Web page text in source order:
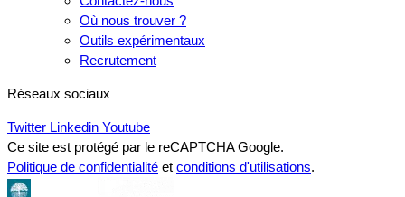
Où nous trouver ?
Outils expérimentaux
Recrutement
Réseaux sociaux
Twitter Linkedin Youtube
Ce site est protégé par le reCAPTCHA Google.
Politique de confidentialité et conditions d'utilisations.